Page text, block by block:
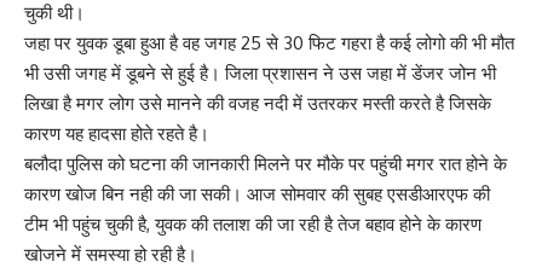
चुकी थी।
जहा पर युवक डूबा हुआ है वह जगह 25 से 30 फिट गहरा है कई लोगो की भी मौत
भी उसी जगह में डूबने से हुई है। जिला प्रशासन ने उस जहा में डेंजर जोन भी
लिखा है मगर लोग उसे मानने की वजह नदी में उतरकर मस्ती करते है जिसके
कारण यह हादसा होते रहते है।
बलौदा पुलिस को घटना की जानकारी मिलने पर मौके पर पहुंची मगर रात होने के
कारण खोज बिन नही की जा सकी। आज सोमवार की सुबह एसडीआरएफ की
टीम भी पहुंच चुकी है, युवक की तलाश की जा रही है तेज बहाव होने के कारण
खोजने में समस्या हो रही है।